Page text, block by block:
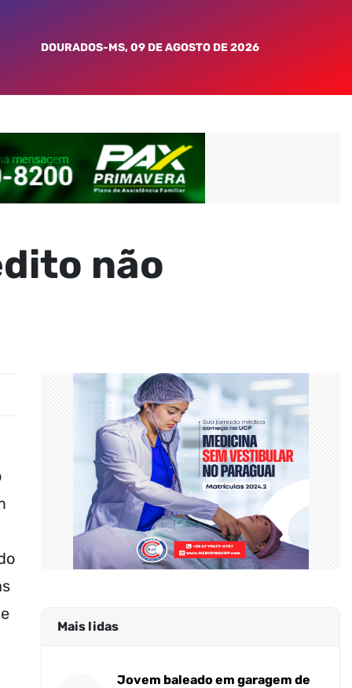
DOURADOS-MS, 09 DE AGOSTO DE 2026
não
Mais lidas
Jovem baleado em garagem de